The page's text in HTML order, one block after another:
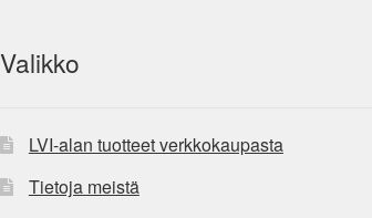
Valikko
LVI-alan tuotteet verkkokaupasta
Tietoja meistä